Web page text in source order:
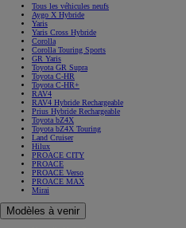
Tous les véhicules neufs
Aygo X Hybride
Yaris
Yaris Cross Hybride
Corolla
Corolla Touring Sports
GR Yaris
Toyota GR Supra
Toyota C-HR
Toyota C-HR+
RAV4
RAV4 Hybride Rechargeable
Prius Hybride Rechargeable
Toyota bZ4X
Toyota bZ4X Touring
Land Cruiser
Hilux
PROACE CITY
PROACE
PROACE Verso
PROACE MAX
Mirai
Modèles à venir